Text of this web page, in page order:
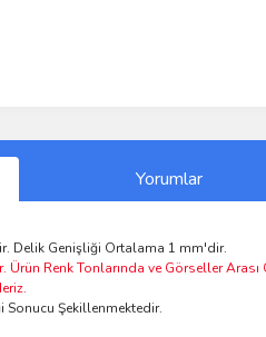
Yorumlar
Delik Genişliği Ortalama 1 mm'dir.
Ürün Renk Tonlarında ve Görseller
Sonucu Şekillenmektedir.